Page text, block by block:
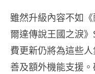
雖然升級內容不如
爾達傳說王國之淚
費更新仍將為這些
善及額外機能支援